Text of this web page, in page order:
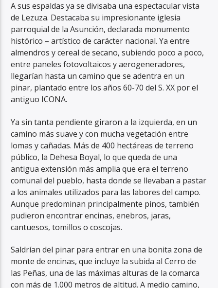
A sus espaldas ya se divisaba una espectacular vista
de Lezuza. Destacaba su impresionante iglesia
parroquial de la Asunción, declarada monumento
histórico – artístico de carácter nacional. Ya entre
almendros y cereal de secano, subiendo poco a poco,
entre paneles fotovoltaicos y aerogeneradores,
llegarían hasta un camino que se adentra en un
pinar, plantado entre los años 60-70 del S. XX por el
antiguo ICONA.
Ya sin tanta pendiente giraron a la izquierda, en un
camino más suave y con mucha vegetación entre
lomas y cañadas. Más de 400 hectáreas de terreno
público, la Dehesa Boyal, lo que queda de una
antigua extensión más amplia que era el terreno
comunal del pueblo, hasta donde se llevaban a pastar
a los animales utilizados para las labores del campo.
Aunque predominan principalmente pinos, también
pudieron encontrar encinas, enebros, jaras,
cantuesos, tomillos o coscojas.
Saldrían del pinar para entrar en una bonita zona de
monte de encinas, que incluye la subida al Cerro de
las Peñas, una de las máximas alturas de la comarca
con más de 1.000 metros de altitud. A medio camino,